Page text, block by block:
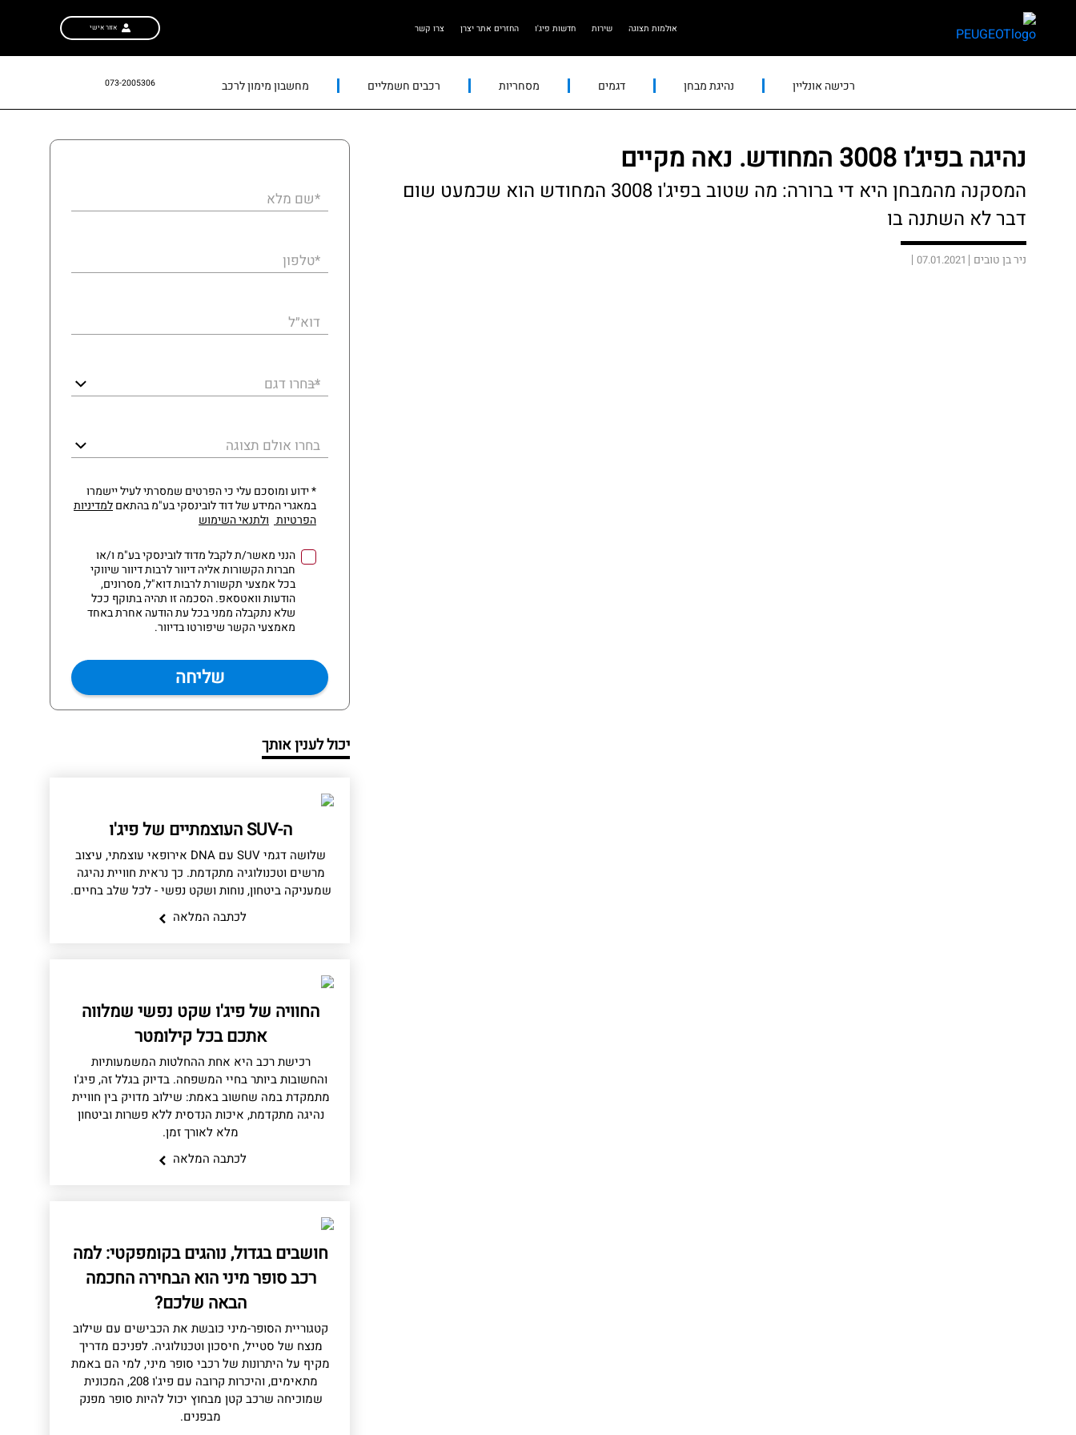
אולמות תצוגה שירות חדשות פיג'ו החזרים אתר יצרן צרו קשר אזור אישי
רכישה אונליין נהיגת מבחן דגמים מסחריות רכבים חשמליים מחשבון מימון לרכב 073-2005306
נהיגה בפיג’ו 3008 המחודש. נאה מקיים
המסקנה מהמבחן היא די ברורה: מה שטוב בפיג'ו 3008 המחודש הוא שכמעט שום
דבר לא השתנה בו
ניר בן טובים 07.01.2021
*שם מלא
*טלפון
דוא״ל
*בחרו דגם
בחרו אולם תצוגה
* ידוע ומוסכם עלי כי הפרטים שמסרתי לעיל יישמרו
במאגרי המידע של דוד לובינסקי בע"מ בהתאםלמדיניות
הפרטיות ולתנאי השימוש
הנני מאשר/ת לקבל מדוד לובינסקי בע"מ ו/או
חברות הקשורות אליה דיוור לרבות דיוור שיווקי
בכל אמצעי תקשורת לרבות דוא"ל, מסרונים,
הודעות וואטסאפ. הסכמה זו תהיה בתוקף ככל
שלא נתקבלה ממני בכל עת הודעה אחרת באחד
מאמצעי הקשר שיפורטו בדיוור.
יכול לענין אותך
ה-SUV העוצמתיים של פיג'ו
שלושה דגמי SUV עם DNA אירופאי עוצמתי, עיצוב
מרשים וטכנולוגיה מתקדמת. כך נראית חוויית נהיגה
שמעניקה ביטחון, נוחות ושקט נפשי - לכל שלב בחיים.
לכתבה המלאה
החוויה של פיג'ו שקט נפשי שמלווה
אתכם בכל קילומטר
רכישת רכב היא אחת ההחלטות המשמעותיות
והחשובות ביותר בחיי המשפחה. בדיוק בגלל זה, פיג'ו
מתמקדת במה שחשוב באמת: שילוב מדויק בין חוויית
נהיגה מתקדמת, איכות הנדסית ללא פשרות וביטחון
מלא לאורך זמן.
לכתבה המלאה
חושבים בגדול, נוהגים בקומפקטי: למה
רכב סופר מיני הוא הבחירה החכמה
הבאה שלכם?
קטגוריית הסופר-מיני כובשת את הכבישים עם שילוב
מנצח של סטייל, חיסכון וטכנולוגיה. לפניכם מדריך
מקיף על היתרונות של רכבי סופר מיני, למי הם באמת
מתאימים, והיכרות קרובה עם פיג'ו 208, המכונית
שמוכיחה שרכב קטן מבחוץ יכול להיות סופר מפנק
מבפנים.